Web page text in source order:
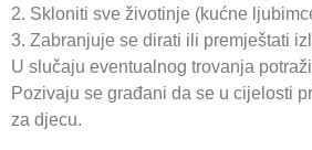
2. Skloniti sve životinje (kućne
3. Zabranjuje se dirati ili premještati
U slučaju eventualnog trovanja
Pozivaju se građani da se u cijelosti
za djecu.